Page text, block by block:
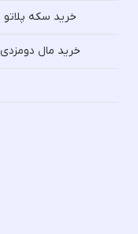
خرید سکه پلاتو
خرید مال دومزدی